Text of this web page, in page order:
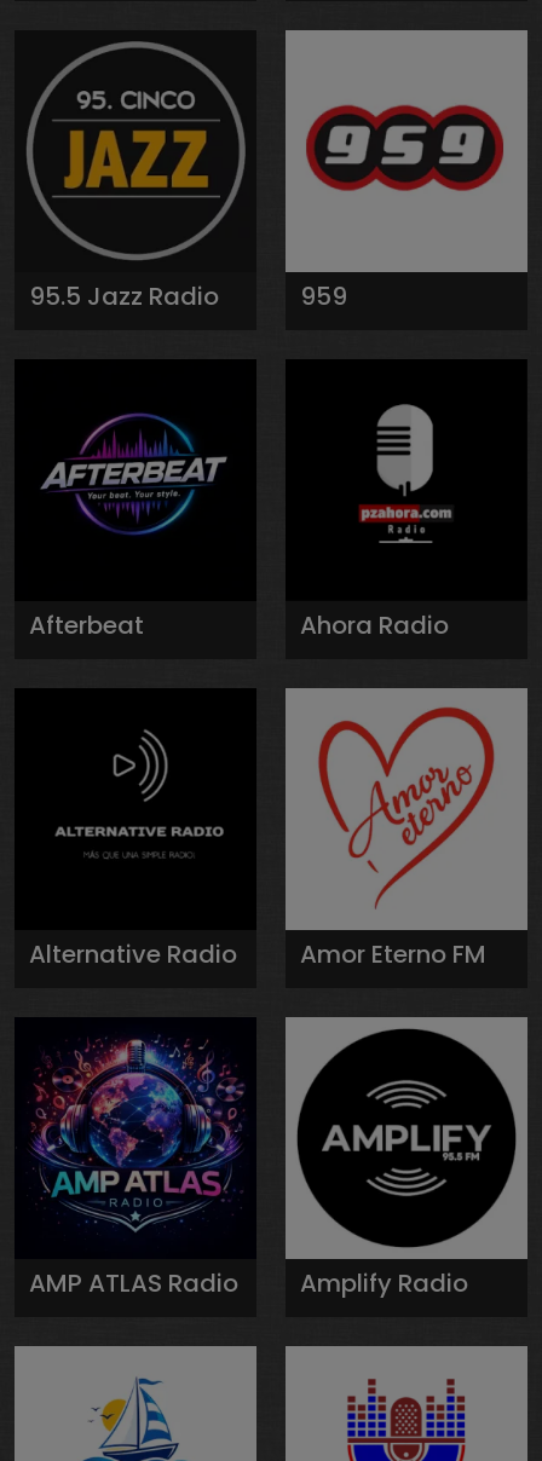
95.5 Jazz Radio 959
Afterbeat Ahora Radio
Alternative Radio Amor Eterno FM
AMP ATLAS Radio Amplify Radio